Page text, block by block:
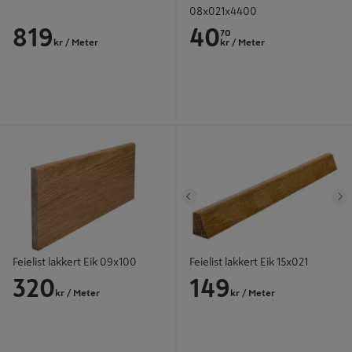
819 kr / Meter
08x021x4400
4070
kr / Meter
Feielist lakkert Eik 09x100
320 kr / Meter
Tidligere
Feielist lakkert Eik 15x021
149 kr / Meter